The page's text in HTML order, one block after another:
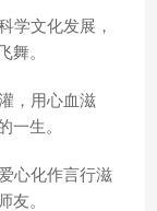
学文化发展，
舞。
，用心血滋
一生。
心化作言行滋
友。